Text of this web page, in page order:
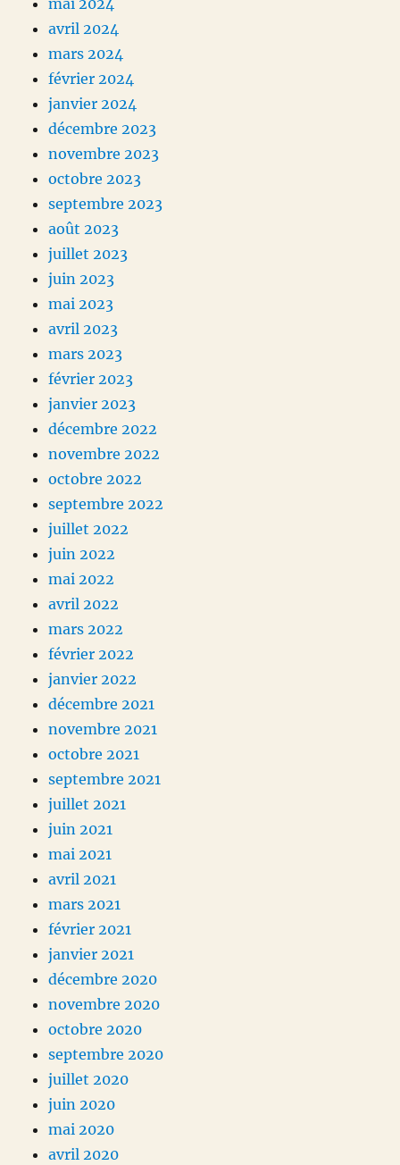
mai 2024
avril 2024
mars 2024
février 2024
janvier 2024
décembre 2023
novembre 2023
octobre 2023
septembre 2023
août 2023
juillet 2023
juin 2023
mai 2023
avril 2023
mars 2023
février 2023
janvier 2023
décembre 2022
novembre 2022
octobre 2022
septembre 2022
juillet 2022
juin 2022
mai 2022
avril 2022
mars 2022
février 2022
janvier 2022
décembre 2021
novembre 2021
octobre 2021
septembre 2021
juillet 2021
juin 2021
mai 2021
avril 2021
mars 2021
février 2021
janvier 2021
décembre 2020
novembre 2020
octobre 2020
septembre 2020
juillet 2020
juin 2020
mai 2020
avril 2020